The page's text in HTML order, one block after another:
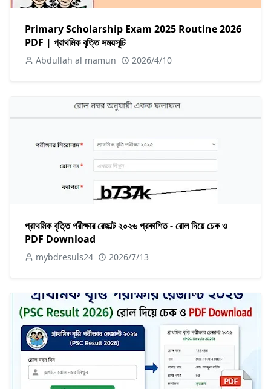
Primary Scholarship Exam 2025 Routine 2026
PDF | প্রাথমিক বৃত্তি সময়সূচি
Abdullah al mamun 2026/4/10
প্রাথমিক বৃত্তি পরীক্ষার রেজাল্ট ২০২৬ প্রকাশিত - রোল দিয়ে চেক ও
PDF Download
mybdresuls24 2026/7/13